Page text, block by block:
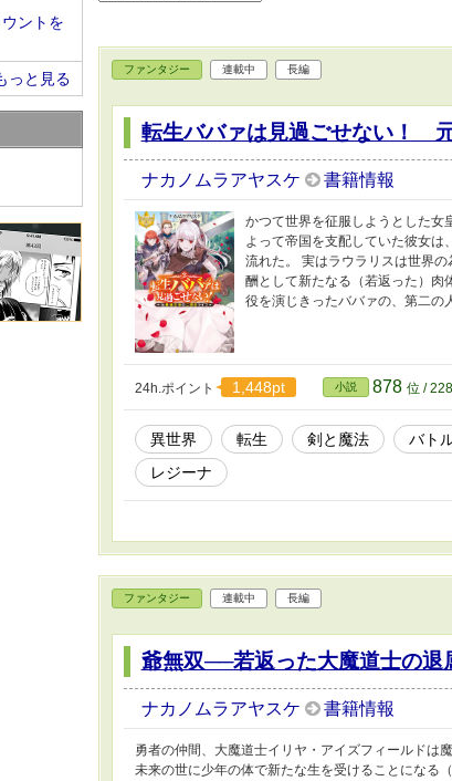
ファンタジー 連載中 長編
転生ババァは見過ごせない！
ナカノムラアヤスケ 書籍情報
かつて世界を征服しようとした女
よって帝国を支配していた彼女は
流れた。 実はラウラリスは世界
酬として新たなる（若返った）肉
役を演じきったババァの、第二の
24h.ポイント 1,448pt 小説 878 位 /
異世界 転生 剣と魔法 バト
レジーナ
ファンタジー 連載中 長編
爺無双──若返った大魔道士の退
ナカノムラアヤスケ 書籍情報
勇者の仲間、大魔道士イリヤ・アイズフィールドは
未来の世に少年の体で新たな生を受けることになる
ントを
っと見る